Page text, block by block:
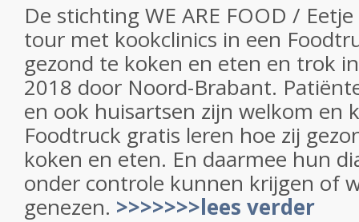
De stichting WE ARE FOOD /
tour met kookclinics in een
gezond te koken en eten en trok
2018 door Noord-Brabant.
en ook huisartsen zijn welkom en
Foodtruck gratis leren hoe zij
koken en eten. En daarmee hun
onder controle kunnen krijgen of
genezen. >>>>>>>lees verder